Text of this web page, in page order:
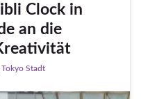
Clock in
an die
Tokyo Stadt